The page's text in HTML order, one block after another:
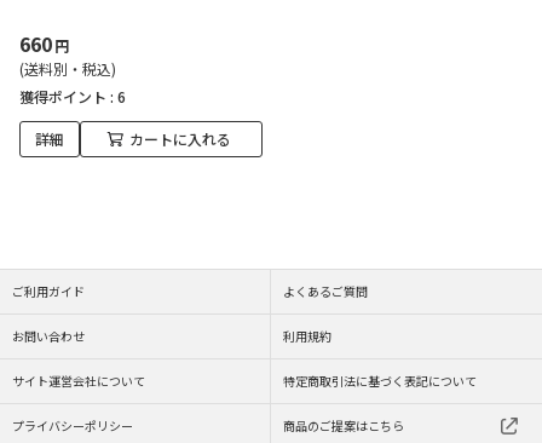
660円
(送料別・税込)
獲得ポイント : 6
詳細 カートに入れる
ご利用ガイド よくあるご質問
お問い合わせ 利用規約
サイト運営会社について 特定商取引法に基づく表記について
プライバシーポリシー 商品のご提案はこちら